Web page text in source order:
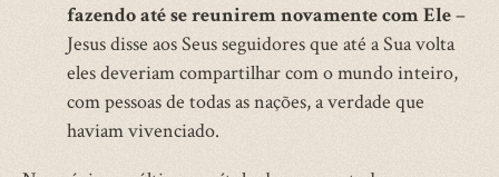
fazendo até se reunirem novamente com Ele–
Jesus disse aos Seus seguidores que até a Sua volta
eles deveriam compartilhar com o mundo inteiro,
com pessoas de todas as nações, a verdade que
haviam vivenciado.